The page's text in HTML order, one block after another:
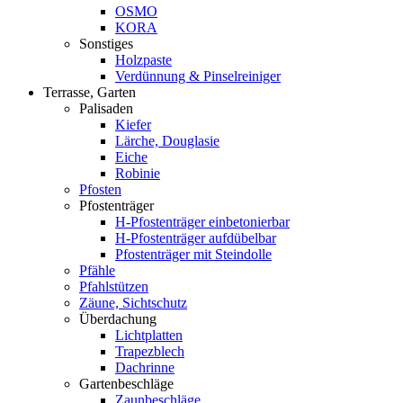
OSMO
KORA
Sonstiges
Holzpaste
Verdünnung & Pinselreiniger
Terrasse, Garten
Palisaden
Kiefer
Lärche, Douglasie
Eiche
Robinie
Pfosten
Pfostenträger
H-Pfostenträger einbetonierbar
H-Pfostenträger aufdübelbar
Pfostenträger mit Steindolle
Pfähle
Pfahlstützen
Zäune, Sichtschutz
Überdachung
Lichtplatten
Trapezblech
Dachrinne
Gartenbeschläge
Zaunbeschläge